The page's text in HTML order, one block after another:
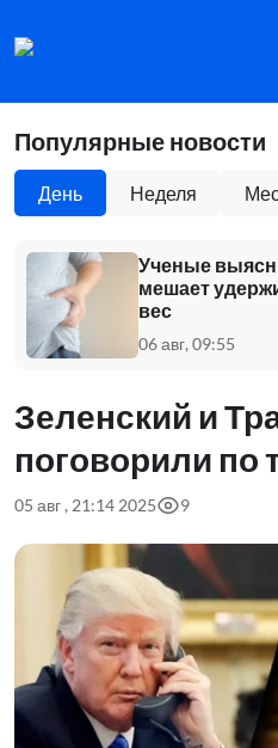
Популярные новости
День Неделя
Ученые
мешает
вес
06 авг, 09:55
Зеленский и
поговорили по
05 авг , 21:14 2025 9